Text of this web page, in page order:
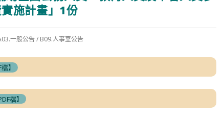
施計畫」1份
一般公告/ B09.人事室公告
】
檔】